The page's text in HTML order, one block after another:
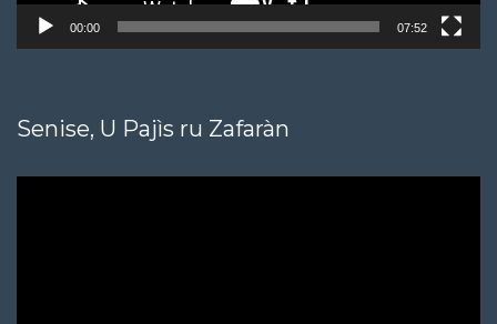
00:00 07:52
Senise, U Pajìs ru Zafaràn